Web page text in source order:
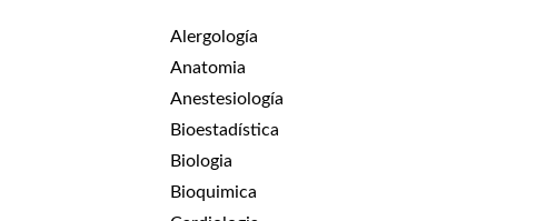
Alergología
Anatomia
Anestesiología
Bioestadística
Biologia
Bioquimica